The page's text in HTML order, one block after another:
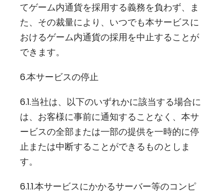
てゲーム内通貨を採用する義務を負わず、ま
た、その裁量により、いつでも本サービスに
おけるゲーム内通貨の採用を中止することが
できます。
6.本サービスの停止
6.1.当社は、以下のいずれかに該当する場合に
は、お客様に事前に通知することなく、本サ
ービスの全部または一部の提供を一時的に停
止または中断することができるものとしま
す。
6.1.1.本サービスにかかるサーバー等のコンピ